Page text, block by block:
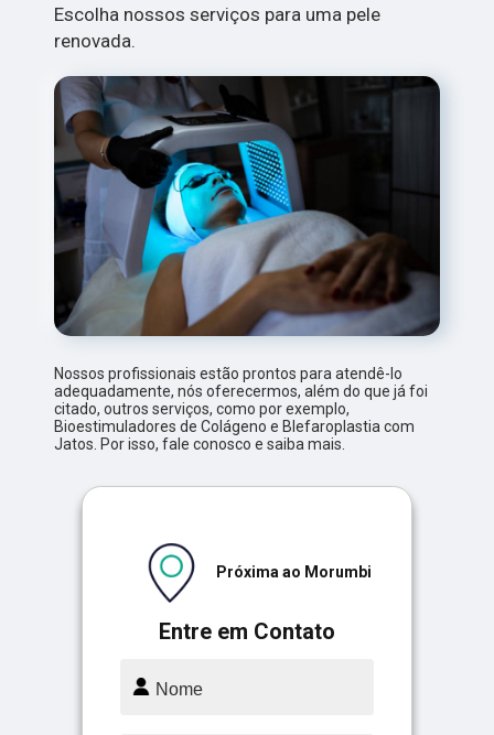
Escolha nossos serviços para uma pele
renovada.
Nossos profissionais estão prontos para atendê-lo
adequadamente, nós oferecermos, além do que já foi
citado, outros serviços, como por exemplo,
Bioestimuladores de Colágeno e Blefaroplastia com
Jatos. Por isso, fale conosco e saiba mais.
Entre em Contato
Próxima ao Morumbi